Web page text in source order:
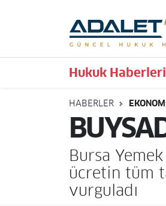
Hukuk Haberleri
HABERLER
Bursa
ücretin tüm
vurguladı
Hava Durumu
Trafik Durumu
Süper Lig Puan Durumu
Tüm Manşetler
Son Dakika Haberleri
Haber Arşivi